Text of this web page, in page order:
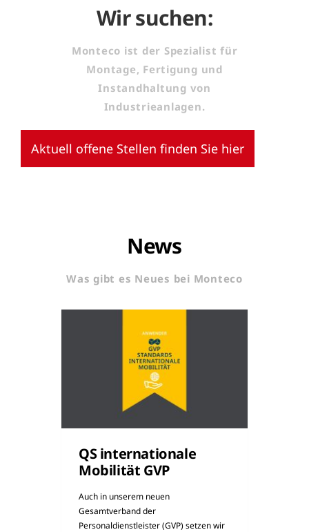
Wir suchen:
Monteco ist der Spezialist für
Montage, Fertigung und
Instandhaltung von
Industrieanlagen.
Aktuell offene Stellen finden Sie hier
News
Was gibt es Neues bei Monteco
QS internationale
Mobilität GVP
Auch in unserem neuen
Gesamtverband der
Personaldienstleister (GVP) setzen wir